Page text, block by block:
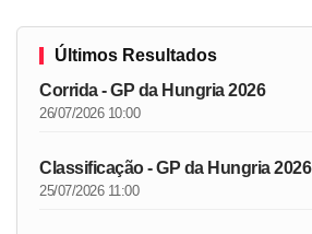
Últimos Resultados
Corrida - GP da Hungria 2026
26/07/2026 10:00
Classificação - GP da Hungria 2026
25/07/2026 11:00